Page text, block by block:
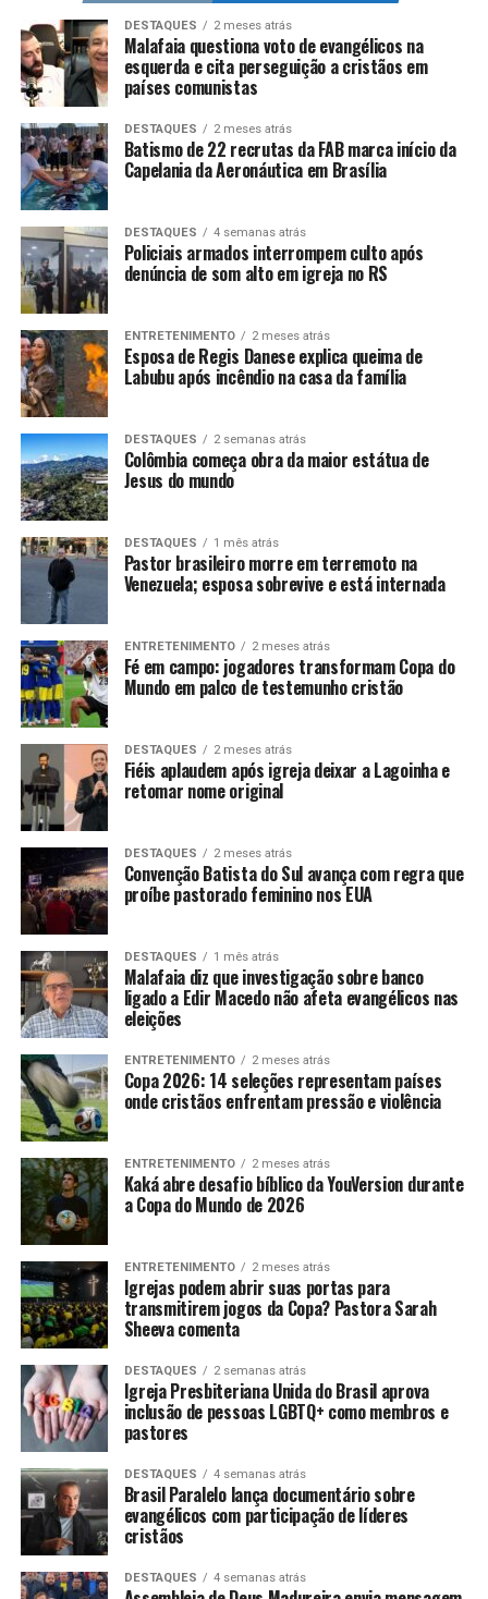
DESTAQUES 2 meses atrás
Malafaia questiona voto de evangélicos na
esquerda e cita perseguição a cristãos em
países comunistas
DESTAQUES 2 meses atrás
Batismo de 22 recrutas da FAB marca início da
Capelania da Aeronáutica em Brasília
DESTAQUES 4 semanas atrás
Policiais armados interrompem culto após
denúncia de som alto em igreja no RS
ENTRETENIMENTO 2 meses atrás
Esposa de Regis Danese explica queima de
Labubu após incêndio na casa da família
DESTAQUES 2 semanas atrás
Colômbia começa obra da maior estátua de
Jesus do mundo
DESTAQUES 1 mês atrás
Pastor brasileiro morre em terremoto na
Venezuela; esposa sobrevive e está internada
ENTRETENIMENTO 2 meses atrás
Fé em campo: jogadores transformam Copa do
Mundo em palco de testemunho cristão
DESTAQUES 2 meses atrás
Fiéis aplaudem após igreja deixar a Lagoinha e
retomar nome original
DESTAQUES 2 meses atrás
Convenção Batista do Sul avança com regra que
proíbe pastorado feminino nos EUA
DESTAQUES 1 mês atrás
Malafaia diz que investigação sobre banco
ligado a Edir Macedo não afeta evangélicos nas
eleições
ENTRETENIMENTO 2 meses atrás
Copa 2026: 14 seleções representam países
onde cristãos enfrentam pressão e violência
ENTRETENIMENTO 2 meses atrás
Kaká abre desafio bíblico da YouVersion durante
a Copa do Mundo de 2026
ENTRETENIMENTO 2 meses atrás
Igrejas podem abrir suas portas para
transmitirem jogos da Copa? Pastora Sarah
Sheeva comenta
DESTAQUES 2 semanas atrás
Igreja Presbiteriana Unida do Brasil aprova
inclusão de pessoas LGBTQ+ como membros e
pastores
DESTAQUES 4 semanas atrás
Brasil Paralelo lança documentário sobre
evangélicos com participação de líderes
cristãos
DESTAQUES 4 semanas atrás